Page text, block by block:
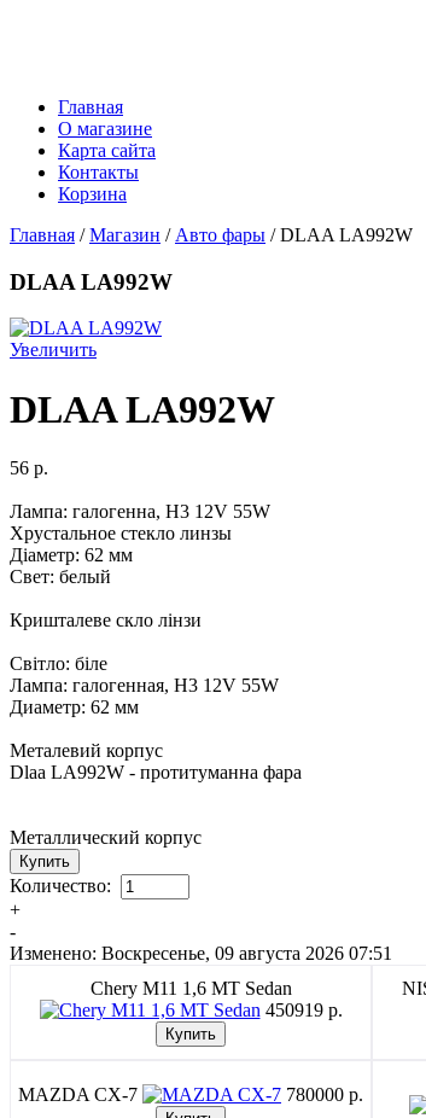
Главная
О магазине
Карта сайта
Контакты
Корзина
Главная /Магазин / Авто фары / DLAA LA992W
DLAA LA992W
Увеличить
DLAA LA992W
56 p.
Лампа: галогенна, H3 12V 55W
Хрустальное стекло линзы
Діаметр: 62 мм
Свет: белый
Кришталеве скло лінзи
Світло: біле
Лампа: галогенная, H3 12V 55W
Диаметр: 62 мм
Металевий корпус
Dlaa LA992W - протитуманна фара
Металлический корпус
Количество:
+
-
Изменено: Воскресенье, 09 августа 2026 07:51
Chery M11 1,6 MT Sedan
450919 p.
MAZDA CX-7 780000 p.